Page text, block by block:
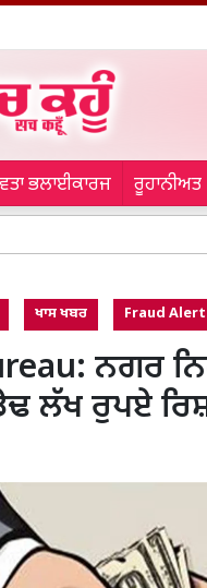
ਭਲਾਈਕਾਰਜ ਰੂਹਾਨੀਅਤ
ਖਾਸ ਖਬਰ Fraud Alert
ਨਗਰ
ਲੱਖ ਰੁਪਏ